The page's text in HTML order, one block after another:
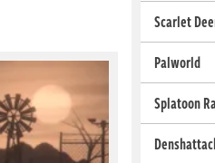
Scarlet
Palworld
Splatoon